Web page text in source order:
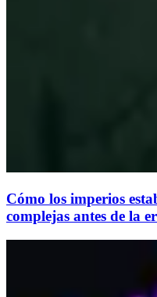
Cómo los imperios
complejas antes de la